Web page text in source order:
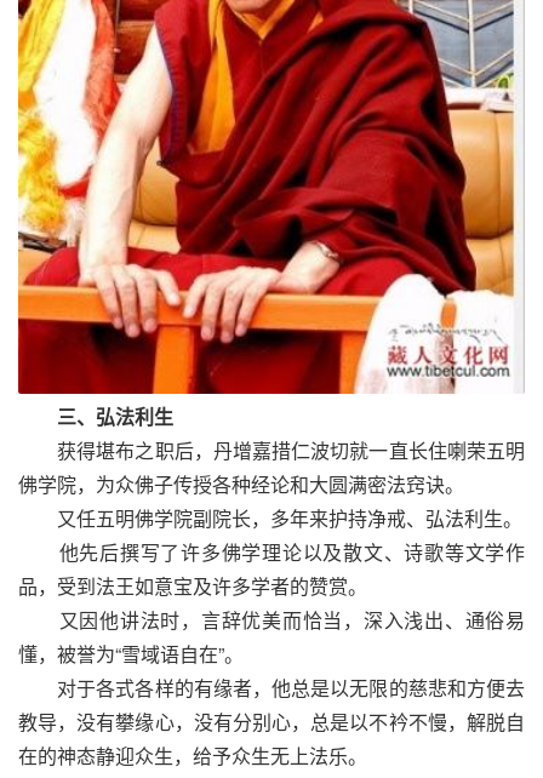
三、弘法利生
获得堪布之职后，丹增嘉措仁波切就一直长住喇荣五明
佛学院，为众佛子传授各种经论和大圆满密法窍诀。
又任五明佛学院副院长，多年来护持净戒、弘法利生。
他先后撰写了许多佛学理论以及散文、诗歌等文学作
品，受到法王如意宝及许多学者的赞赏。
又因他讲法时，言辞优美而恰当，深入浅出、通俗易
懂，被誉为“雪域语自在”。
对于各式各样的有缘者，他总是以无限的慈悲和方便去
教导，没有攀缘心，没有分别心，总是以不衿不慢，解脱自
在的神态静迎众生，给予众生无上法乐。